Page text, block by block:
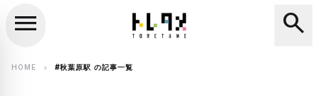
search
menu search
HOME chevron_right #秋葉原駅 の記事一覧